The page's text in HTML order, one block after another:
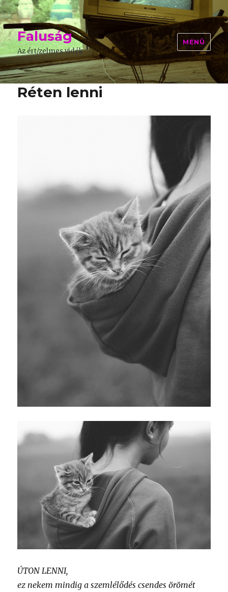
Faluság
Az ért/zelmes vidék
MENÜ
Réten lenni
ÚTON LENNI,
ez nekem mindig a szemlélődés csendes örömét